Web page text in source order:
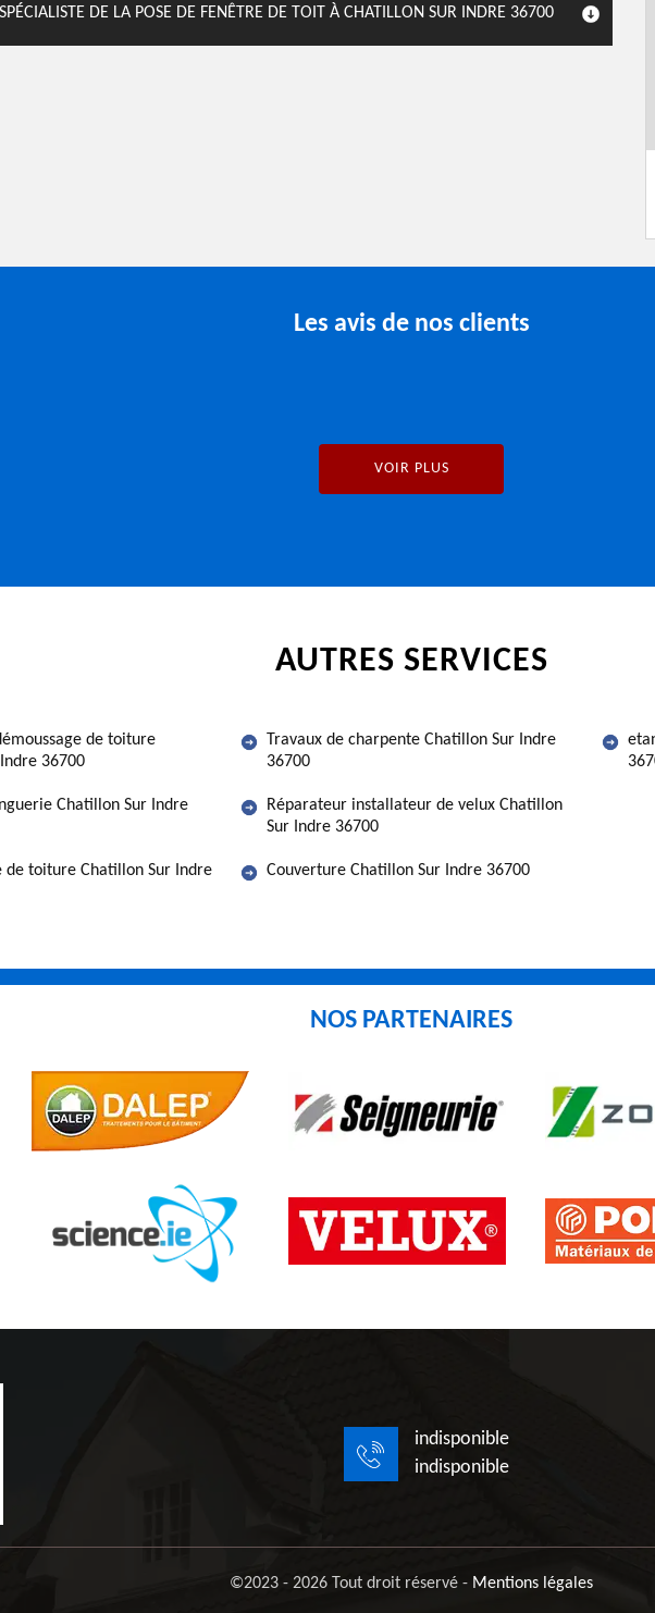
DE LA POSE DE FENÊTRE DE TOIT À CHATILLON SUR INDRE 36700
Les avis de nos clients
VOIR PLUS
AUTRES SERVICES
de toiture
36700
Chatillon Sur Indre
de toiture Chatillon Sur Indre
Travaux de charpente Chatillon Sur Indre
36700
Réparateur installateur de velux Chatillon
Sur Indre 36700
Couverture Chatillon Sur Indre 36700
NOS PARTENAIRES
indisponible
indisponible
©2023 - 2026 Tout droit réservé - Mentions légales